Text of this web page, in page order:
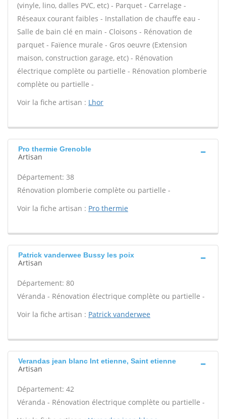
(vinyle, lino, dalles PVC, etc) - Parquet - Carrelage -
Réseaux courant faibles - Installation de chauffe eau -
Salle de bain clé en main - Cloisons - Rénovation de
parquet - Faïence murale - Gros oeuvre (Extension
maison, construction garage, etc) - Rénovation
électrique complète ou partielle - Rénovation plomberie
complète ou partielle -
Voir la fiche artisan : Lhor
Pro thermie Grenoble
Artisan
Département: 38
Rénovation plomberie complète ou partielle -
Voir la fiche artisan : Pro thermie
Patrick vanderwee Bussy les poix
Artisan
Département: 80
Véranda - Rénovation électrique complète ou partielle -
Voir la fiche artisan : Patrick vanderwee
Verandas jean blanc Int etienne, Saint etienne
Artisan
Département: 42
Véranda - Rénovation électrique complète ou partielle -